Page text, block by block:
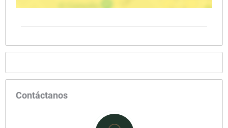
Contáctanos